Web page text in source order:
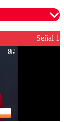
un
Señal 1